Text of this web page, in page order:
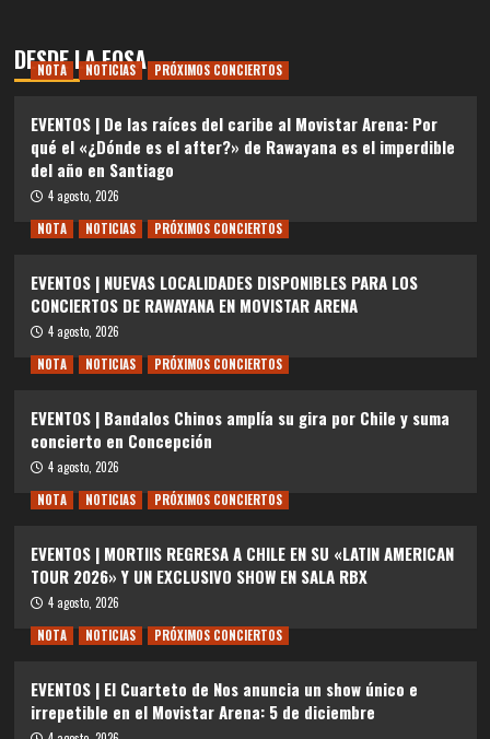
DESDE LA FOSA
NOTA NOTICIAS PRÓXIMOS CONCIERTOS
EVENTOS | De las raíces del caribe al Movistar Arena: Por
qué el «¿Dónde es el after?» de Rawayana es el imperdible
del año en Santiago
4 agosto, 2026
NOTA
NOTICIAS PRÓXIMOS CONCIERTOS
EVENTOS | NUEVAS LOCALIDADES DISPONIBLES PARA LOS
CONCIERTOS DE RAWAYANA EN MOVISTAR ARENA
4 agosto, 2026
NOTA
NOTICIAS PRÓXIMOS CONCIERTOS
EVENTOS | Bandalos Chinos amplía su gira por Chile y suma
concierto en Concepción
4 agosto, 2026
NOTA
NOTICIAS PRÓXIMOS CONCIERTOS
EVENTOS | MORTIIS REGRESA A CHILE EN SU «LATIN AMERICAN
TOUR 2026» Y UN EXCLUSIVO SHOW EN SALA RBX
4 agosto, 2026
NOTA
NOTICIAS PRÓXIMOS CONCIERTOS
EVENTOS | El Cuarteto de Nos anuncia un show único e
irrepetible en el Movistar Arena: 5 de diciembre